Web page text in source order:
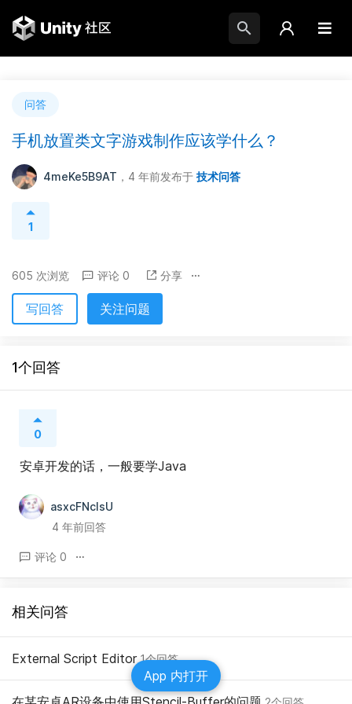
问答
手机放置类文字游戏制作应该学什么？
4meKe5B9AT ，4 年前发布于 技术问答
1
605 次浏览 评论 0 分享
写回答 关注问题
1个回答
0
安卓开发的话，一般要学Java
asxcFNclsU
4 年前回答
评论 0
相关问答
External Script Editor 1个回答
App 内打开